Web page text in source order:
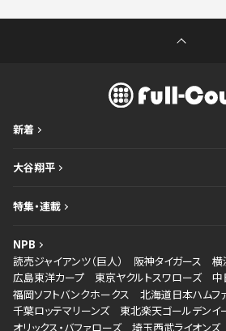
新着
大谷翔平
特集・連載
NPB
読売ジャイアンツ（巨人）
阪神タイガース
横
広島東洋カープ
東京ヤクルトスワローズ
中
福岡ソフトバンクホークス
北海道日本ハムフ
千葉ロッテマリーンズ
東北楽天ゴールデンイ
オリックス・バファローズ
埼玉西武ライオンズ